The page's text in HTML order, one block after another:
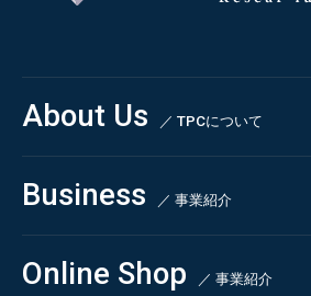
About Us ／ TPCについて
私たちの強み
会社概要・沿革
CSR
Business ／ 事業紹介
コンサルティング
依頼・受託調査
Online Shop ／ 事業紹介